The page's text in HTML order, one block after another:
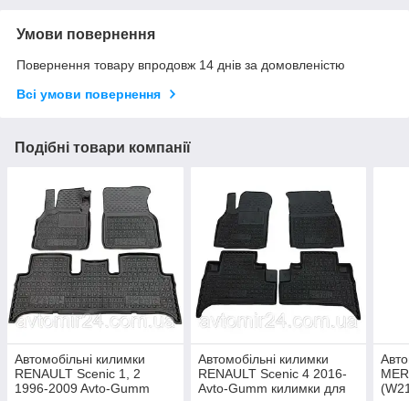
Умови повернення
Повернення товару впродовж 14 днів за домовленістю
Всі умови повернення
Подібні товари компанії
Автомобільні килимки
RENAULT Scenic 1, 2
1996-2009 Avto-Gumm
Автомобільні килимки
RENAULT Scenic 4 2016-
Avto-Gumm килимки для